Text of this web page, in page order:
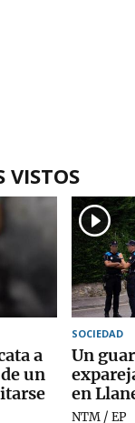
VISTOS
a
un
SOCIEDAD
Un
en
NTM / EP